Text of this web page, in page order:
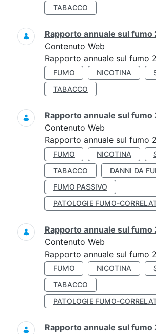
TABACCO
Rapporto annuale sul fumo
Contenuto Web
Rapporto annuale sul fumo
FUMO NICOTINA
TABACCO
Rapporto annuale sul fumo
Contenuto Web
Rapporto annuale sul fumo
FUMO NICOTINA
TABACCO
DANNI DA
FUMO PASSIVO
PATOLOGIE FUMO-
Rapporto annuale sul fumo
Contenuto Web
Rapporto annuale sul fumo
FUMO NICOTINA
TABACCO
PATOLOGIE FUMO-
Rapporto annuale sul fumo